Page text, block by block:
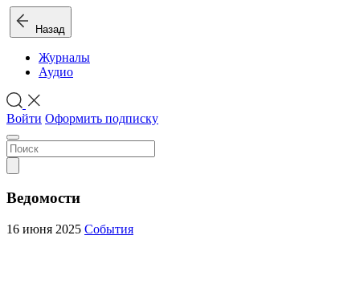
Назад
Журналы
Аудио
Войти Оформить подписку
Ведомости
16 июня 2025 События